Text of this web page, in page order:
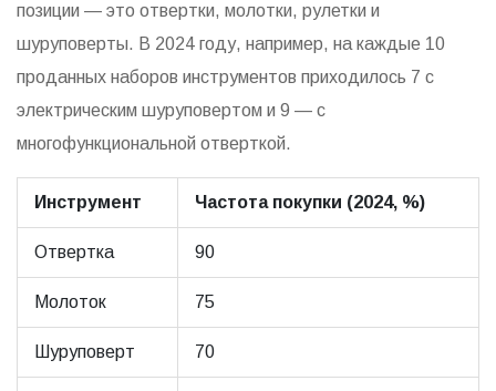
позиции — это отвертки, молотки, рулетки и
шуруповерты. В 2024 году, например, на каждые 10
проданных наборов инструментов приходилось 7 с
электрическим шуруповертом и 9 — с
многофункциональной отверткой.
Инструмент Частота покупки (2024, %)
Отвертка 90
Молоток 75
Шуруповерт 70